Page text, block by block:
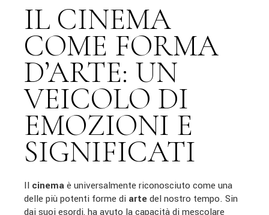
IL CINEMA
COME FORMA
D’ARTE: UN
VEICOLO DI
EMOZIONI E
SIGNIFICATI
Il cinemaè universalmente riconosciuto come una
delle più potenti forme di artedel nostro tempo. Sin
dai suoi esordi, ha avuto la capacità di mescolare